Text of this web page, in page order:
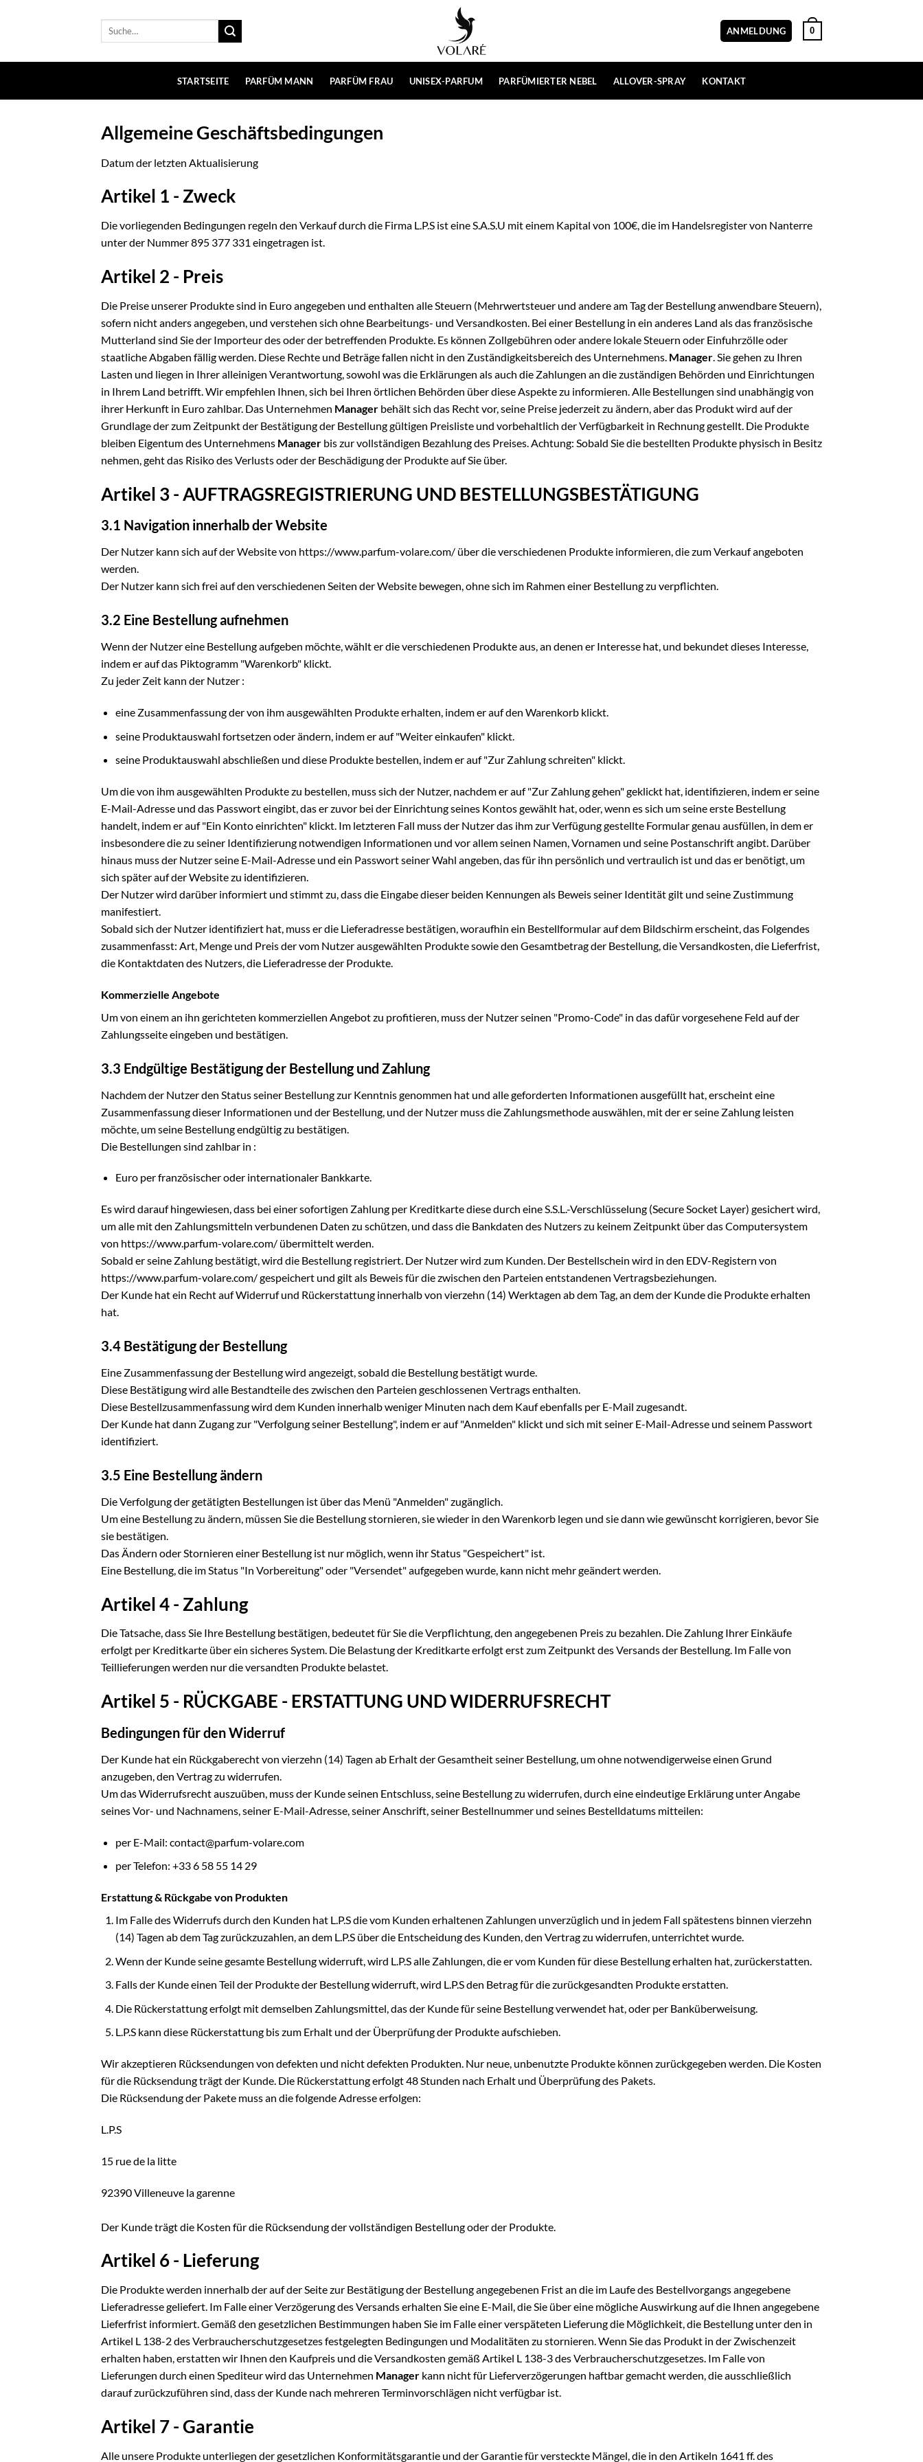
Suche
ANMELDUNG 0
STARTSEITE PARFÜM MANN PARFÜM FRAU UNISEX-PARFUM PARFÜMIERTER NEBEL ALLOVER-SPRAY KONTAKT
Allgemeine Geschäftsbedingungen
Datum der letzten Aktualisierung
Artikel 1 - Zweck
Die vorliegenden Bedingungen regeln den Verkauf durch die Firma L.P.S ist eine S.A.S.U mit einem Kapital von 100€, die im Handelsregister von Nanterre
unter der Nummer 895 377 331 eingetragen ist.
Artikel 2 - Preis
Die Preise unserer Produkte sind in Euro angegeben und enthalten alle Steuern (Mehrwertsteuer und andere am Tag der Bestellung anwendbare Steuern),
sofern nicht anders angegeben, und verstehen sich ohne Bearbeitungs- und Versandkosten. Bei einer Bestellung in ein anderes Land als das französische
Mutterland sind Sie der Importeur des oder der betreffenden Produkte. Es können Zollgebühren oder andere lokale Steuern oder Einfuhrzölle oder
staatliche Abgaben fällig werden. Diese Rechte und Beträge fallen nicht in den Zuständigkeitsbereich des Unternehmens. Manager . Sie gehen zu Ihren
Lasten und liegen in Ihrer alleinigen Verantwortung, sowohl was die Erklärungen als auch die Zahlungen an die zuständigen Behörden und Einrichtungen
in Ihrem Land betrifft. Wir empfehlen Ihnen, sich bei Ihren örtlichen Behörden über diese Aspekte zu informieren. Alle Bestellungen sind unabhängig von
ihrer Herkunft in Euro zahlbar. Das Unternehmen Manager behält sich das Recht vor, seine Preise jederzeit zu ändern, aber das Produkt wird auf der
Grundlage der zum Zeitpunkt der Bestätigung der Bestellung gültigen Preisliste und vorbehaltlich der Verfügbarkeit in Rechnung gestellt. Die Produkte
bleiben Eigentum des Unternehmens Manager bis zur vollständigen Bezahlung des Preises. Achtung: Sobald Sie die bestellten Produkte physisch in Besitz
nehmen, geht das Risiko des Verlusts oder der Beschädigung der Produkte auf Sie über.
Artikel 3 - AUFTRAGSREGISTRIERUNG UND BESTELLUNGSBESTÄTIGUNG
3.1 Navigation innerhalb der Website
Der Nutzer kann sich auf der Website von https://www.parfum-volare.com/ über die verschiedenen Produkte informieren, die zum Verkauf angeboten
werden.
Der Nutzer kann sich frei auf den verschiedenen Seiten der Website bewegen, ohne sich im Rahmen einer Bestellung zu verpflichten.
3.2 Eine Bestellung aufnehmen
Wenn der Nutzer eine Bestellung aufgeben möchte, wählt er die verschiedenen Produkte aus, an denen er Interesse hat, und bekundet dieses Interesse,
indem er auf das Piktogramm "Warenkorb" klickt.
Zu jeder Zeit kann der Nutzer :
eine Zusammenfassung der von ihm ausgewählten Produkte erhalten, indem er auf den Warenkorb klickt.
seine Produktauswahl fortsetzen oder ändern, indem er auf "Weiter einkaufen" klickt.
seine Produktauswahl abschließen und diese Produkte bestellen, indem er auf "Zur Zahlung schreiten" klickt.
Um die von ihm ausgewählten Produkte zu bestellen, muss sich der Nutzer, nachdem er auf "Zur Zahlung gehen" geklickt hat, identifizieren, indem er seine
E-Mail-Adresse und das Passwort eingibt, das er zuvor bei der Einrichtung seines Kontos gewählt hat, oder, wenn es sich um seine erste Bestellung
handelt, indem er auf "Ein Konto einrichten" klickt. Im letzteren Fall muss der Nutzer das ihm zur Verfügung gestellte Formular genau ausfüllen, in dem er
insbesondere die zu seiner Identifizierung notwendigen Informationen und vor allem seinen Namen, Vornamen und seine Postanschrift angibt. Darüber
hinaus muss der Nutzer seine E-Mail-Adresse und ein Passwort seiner Wahl angeben, das für ihn persönlich und vertraulich ist und das er benötigt, um
sich später auf der Website zu identifizieren.
Der Nutzer wird darüber informiert und stimmt zu, dass die Eingabe dieser beiden Kennungen als Beweis seiner Identität gilt und seine Zustimmung
manifestiert.
Sobald sich der Nutzer identifiziert hat, muss er die Lieferadresse bestätigen, woraufhin ein Bestellformular auf dem Bildschirm erscheint, das Folgendes
zusammenfasst: Art, Menge und Preis der vom Nutzer ausgewählten Produkte sowie den Gesamtbetrag der Bestellung, die Versandkosten, die Lieferfrist,
die Kontaktdaten des Nutzers, die Lieferadresse der Produkte.
Kommerzielle Angebote
Um von einem an ihn gerichteten kommerziellen Angebot zu profitieren, muss der Nutzer seinen "Promo-Code" in das dafür vorgesehene Feld auf der
Zahlungsseite eingeben und bestätigen.
3.3 Endgültige Bestätigung der Bestellung und Zahlung
Nachdem der Nutzer den Status seiner Bestellung zur Kenntnis genommen hat und alle geforderten Informationen ausgefüllt hat, erscheint eine
Zusammenfassung dieser Informationen und der Bestellung, und der Nutzer muss die Zahlungsmethode auswählen, mit der er seine Zahlung leisten
möchte, um seine Bestellung endgültig zu bestätigen.
Die Bestellungen sind zahlbar in :
Euro per französischer oder internationaler Bankkarte.
Es wird darauf hingewiesen, dass bei einer sofortigen Zahlung per Kreditkarte diese durch eine S.S.L.-Verschlüsselung (Secure Socket Layer) gesichert wird,
um alle mit den Zahlungsmitteln verbundenen Daten zu schützen, und dass die Bankdaten des Nutzers zu keinem Zeitpunkt über das Computersystem
von https://www.parfum-volare.com/ übermittelt werden.
Sobald er seine Zahlung bestätigt, wird die Bestellung registriert. Der Nutzer wird zum Kunden. Der Bestellschein wird in den EDV-Registern von
https://www.parfum-volare.com/ gespeichert und gilt als Beweis für die zwischen den Parteien entstandenen Vertragsbeziehungen.
Der Kunde hat ein Recht auf Widerruf und Rückerstattung innerhalb von vierzehn (14) Werktagen ab dem Tag, an dem der Kunde die Produkte erhalten
hat.
3.4 Bestätigung der Bestellung
Eine Zusammenfassung der Bestellung wird angezeigt, sobald die Bestellung bestätigt wurde.
Diese Bestätigung wird alle Bestandteile des zwischen den Parteien geschlossenen Vertrags enthalten.
Diese Bestellzusammenfassung wird dem Kunden innerhalb weniger Minuten nach dem Kauf ebenfalls per E-Mail zugesandt.
Der Kunde hat dann Zugang zur "Verfolgung seiner Bestellung", indem er auf "Anmelden" klickt und sich mit seiner E-Mail-Adresse und seinem Passwort
identifiziert.
3.5 Eine Bestellung ändern
Die Verfolgung der getätigten Bestellungen ist über das Menü "Anmelden" zugänglich.
Um eine Bestellung zu ändern, müssen Sie die Bestellung stornieren, sie wieder in den Warenkorb legen und sie dann wie gewünscht korrigieren, bevor Sie
sie bestätigen.
Das Ändern oder Stornieren einer Bestellung ist nur möglich, wenn ihr Status "Gespeichert" ist.
Eine Bestellung, die im Status "In Vorbereitung" oder "Versendet" aufgegeben wurde, kann nicht mehr geändert werden.
Artikel 4 - Zahlung
Die Tatsache, dass Sie Ihre Bestellung bestätigen, bedeutet für Sie die Verpflichtung, den angegebenen Preis zu bezahlen. Die Zahlung Ihrer Einkäufe
erfolgt per Kreditkarte über ein sicheres System. Die Belastung der Kreditkarte erfolgt erst zum Zeitpunkt des Versands der Bestellung. Im Falle von
Teillieferungen werden nur die versandten Produkte belastet.
Artikel 5 - RÜCKGABE - ERSTATTUNG UND WIDERRUFSRECHT
Bedingungen für den Widerruf
Der Kunde hat ein Rückgaberecht von vierzehn (14) Tagen ab Erhalt der Gesamtheit seiner Bestellung, um ohne notwendigerweise einen Grund
anzugeben, den Vertrag zu widerrufen.
Um das Widerrufsrecht auszuüben, muss der Kunde seinen Entschluss, seine Bestellung zu widerrufen, durch eine eindeutige Erklärung unter Angabe
seines Vor- und Nachnamens, seiner E-Mail-Adresse, seiner Anschrift, seiner Bestellnummer und seines Bestelldatums mitteilen:
per E-Mail: contact@parfum-volare.com
per Telefon: +33 6 58 55 14 29
Erstattung & Rückgabe von Produkten
Im Falle des Widerrufs durch den Kunden hat L.P.S die vom Kunden erhaltenen Zahlungen unverzüglich und in jedem Fall spätestens binnen vierzehn
(14) Tagen ab dem Tag zurückzuzahlen, an dem L.P.S über die Entscheidung des Kunden, den Vertrag zu widerrufen, unterrichtet wurde.
Wenn der Kunde seine gesamte Bestellung widerruft, wird L.P.S alle Zahlungen, die er vom Kunden für diese Bestellung erhalten hat, zurückerstatten.
Falls der Kunde einen Teil der Produkte der Bestellung widerruft, wird L.P.S den Betrag für die zurückgesandten Produkte erstatten.
Die Rückerstattung erfolgt mit demselben Zahlungsmittel, das der Kunde für seine Bestellung verwendet hat, oder per Banküberweisung.
L.P.S kann diese Rückerstattung bis zum Erhalt und der Überprüfung der Produkte aufschieben.
Wir akzeptieren Rücksendungen von defekten und nicht defekten Produkten. Nur neue, unbenutzte Produkte können zurückgegeben werden. Die Kosten
für die Rücksendung trägt der Kunde. Die Rückerstattung erfolgt 48 Stunden nach Erhalt und Überprüfung des Pakets.
Die Rücksendung der Pakete muss an die folgende Adresse erfolgen:
L.P.S
15 rue de la litte
92390 Villeneuve la garenne
Der Kunde trägt die Kosten für die Rücksendung der vollständigen Bestellung oder der Produkte.
Artikel 6 - Lieferung
Die Produkte werden innerhalb der auf der Seite zur Bestätigung der Bestellung angegebenen Frist an die im Laufe des Bestellvorgangs angegebene
Lieferadresse geliefert. Im Falle einer Verzögerung des Versands erhalten Sie eine E-Mail, die Sie über eine mögliche Auswirkung auf die Ihnen angegebene
Lieferfrist informiert. Gemäß den gesetzlichen Bestimmungen haben Sie im Falle einer verspäteten Lieferung die Möglichkeit, die Bestellung unter den in
Artikel L 138-2 des Verbraucherschutzgesetzes festgelegten Bedingungen und Modalitäten zu stornieren. Wenn Sie das Produkt in der Zwischenzeit
erhalten haben, erstatten wir Ihnen den Kaufpreis und die Versandkosten gemäß Artikel L 138-3 des Verbraucherschutzgesetzes. Im Falle von
Lieferungen durch einen Spediteur wird das Unternehmen Manager kann nicht für Lieferverzögerungen haftbar gemacht werden, die ausschließlich
darauf zurückzuführen sind, dass der Kunde nach mehreren Terminvorschlägen nicht verfügbar ist.
Artikel 7 - Garantie
Alle unsere Produkte unterliegen der gesetzlichen Konformitätsgarantie und der Garantie für versteckte Mängel, die in den Artikeln 1641 ff. des